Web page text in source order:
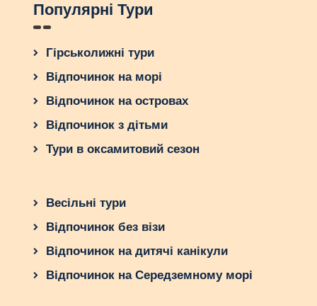
Популярні Тури
Гірськолижні тури
Відпочинок на морі
Відпочинок на островах
Відпочинок з дітьми
Тури в оксамитовий сезон
Весільні тури
Відпочинок без візи
Відпочинок на дитячі канікули
Відпочинок на Середземному морі